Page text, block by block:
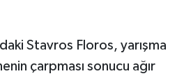
Stavros Floros, yarışma
çarpması sonucu ağır